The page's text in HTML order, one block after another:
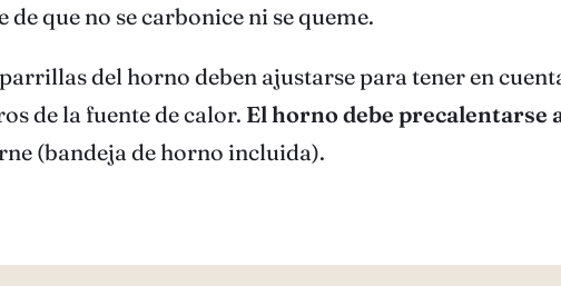
que no se carbonice ni se queme.
del horno deben ajustarse para tener en
de la fuente de calor. El horno debe precalentarse
(bandeja de horno incluida).